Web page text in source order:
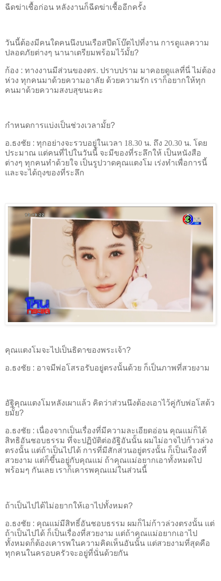
ฉีดฆ่าเชื้อก่อน หลังงานก็ฉีดฆ่าเชื้ออีกครั้ง
วันนี้ต้องมีคนใดคนนึงบนเรือสปีดโบ๊ตไปที่งาน การดูแลความ
ปลอดภัยต่างๆ นานาเตรียมพร้อมไว้มั้ย?
ก้อง : ทางงานมีส่วนของตร. ปราบปราม มาคอยดูแลที่นี่ ไม่ต้อง
ห่วง ทุกคนมาด้วยความอาลัย ด้วยความรัก เราก็อยากให้ทุก
คนมาด้วยความสงบสุขนะคะ
กำหนดการแบ่งเป็นช่วงเวลามั้ย?
อ.ธงชัย : ทุกอย่างจะรวบอยู่ในเวลา 18.30 น. ถึง 20.30 น. โดย
ประมาณ แต่คนที่ไปในวันนี้ จะมีของที่ระลึกให้ เป็นหนังสือ
ต่างๆ ทุกคนทำด้วยใจ เป็นรูปวาดคุณแตงโม เร่งทำเพื่อการนี้
และจะได้ถุงของที่ระลึก
คุณแตงโมจะไปเป็นธิดาของพระเจ้า?
อ.ธงชัย : อาจมีพ่อโสรอรับอยู่ตรงนั้นด้วย ก็เป็นภาพที่สวยงาม
อัฐิคุณแตงโมหลังเผาแล้ว คิดว่าส่วนนึงต้องเอาไว้คู่กับพ่อโสด้ว
ยมั้ย?
อ.ธงชัย : เนื่องจากเป็นเรื่องที่มีความละเอียดอ่อน คุณแม่ก็ได้
สิทธิอันชอบธรรม ที่จะปฏิบัติต่ออัฐิอันนั้น ผมไม่อาจไปก้าวล่วง
ตรงนั้น แต่ถ้าเป็นไปได้ การที่มีสักส่วนอยู่ตรงนั้น ก็เป็นเรื่องที่
สวยงาม แต่ก็ขึ้นอยู่กับคุณแม่ ถ้าคุณแม่อยากเอาทั้งหมดไป
พร้อมๆ กันเลย เราก็เคารพคุณแม่ในส่วนนี้
ถ้าเป็นไปได้ไม่อยากให้เอาไปทั้งหมด?
อ.ธงชัย : คุณแม่มีสิทธิ์อันชอบธรรม ผมก็ไม่ก้าวล่วงตรงนั้น แต่
ถ้าเป็นไปได้ ก็เป็นเรื่องที่สวยงาม แต่ถ้าคุณแม่อยากเอาไป
ทั้งหมดก็ต้องเคารพในความคิดเห็นอันนั้น แต่สวยงามที่สุดคือ
ทุกคนในครอบครัวจะอยู่ที่นั่นด้วยกัน